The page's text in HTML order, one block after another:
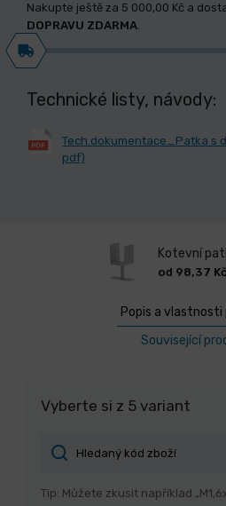
Nakupte ještě za 5 000,00 Kč a
DOPRAVU ZDARMA.
Technické listy, návody:
Tech.dokumentace_Patka s
pdf)
Kotevní
od 98,37 Kč
Popis a
Související
Vyberte si z 5 variant
Tip: Můžete zkusit například